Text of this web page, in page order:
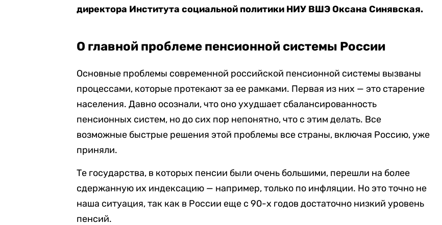
директора Института социальной политики НИУ ВШЭ Оксана Синявская.
О главной проблеме пенсионной системы России
Основные проблемы современной российской пенсионной системы вызваны
процессами, которые протекают за ее рамками. Первая из них — это старение
населения. Давно осознали, что оно ухудшает сбалансированность
пенсионных систем, но до сих пор непонятно, что с этим делать. Все
возможные быстрые решения этой проблемы все страны, включая Россию, уже
приняли.
Те государства, в которых пенсии были очень большими, перешли на более
сдержанную их индексацию — например, только по инфляции. Но это точно не
наша ситуация, так как в России еще с 90-х годов достаточно низкий уровень
пенсий.